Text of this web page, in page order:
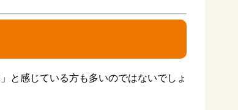
と感じている方も多いのではないでしょ